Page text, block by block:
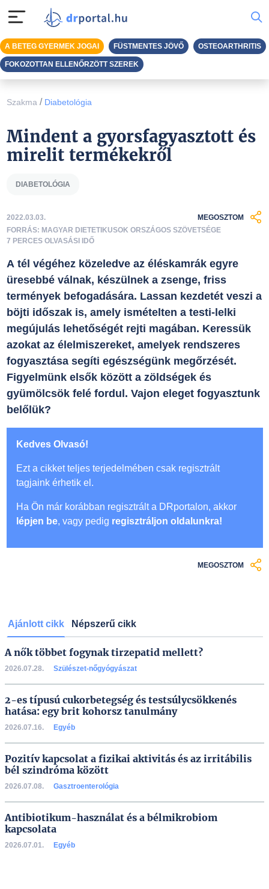
Szakma / Diabetológia
Mindent a gyorsfagyasztott és
mirelit termékekről
DIABETOLÓGIA
2022.03.03.
FORRÁS: MAGYAR DIETETIKUSOK ORSZÁGOS SZÖVETSÉGE
7 PERCES OLVASÁSI IDŐ
MEGOSZTOM
A tél végéhez közeledve az éléskamrák egyre
üresebbé válnak, készülnek a zsenge, friss
termények befogadására. Lassan kezdetét veszi a
böjti időszak is, amely ismételten a testi-lelki
megújulás lehetőségét rejti magában. Keressük
azokat az élelmiszereket, amelyek rendszeres
fogyasztása segíti egészségünk megőrzését.
Figyelmünk elsők között a zöldségek és
gyümölcsök felé fordul. Vajon eleget fogyasztunk
belőlük?
Kedves Olvasó!
Ezt a cikket teljes terjedelmében csak regisztrált
tagjaink érhetik el.
Ha Ön már korábban regisztrált a DRportalon, akkor
lépjen be, vagy pedig regisztráljon oldalunkra!
MEGOSZTOM
Ajánlott cikk Népszerű cikk
A nők többet fogynak tirzepatid mellett?
2026.07.28. Szülészet-nőgyógyászat
2-es típusú cukorbetegség és testsúlycsökkenés
hatása: egy brit kohorsz tanulmány
2026.07.16. Egyéb
Pozitív kapcsolat a fizikai aktivitás és az irritábilis
bél szindróma között
2026.07.08. Gasztroenterológia
Antibiotikum-használat és a bélmikrobiom
kapcsolata
2026.07.01. Egyéb
A BETEG GYERMEK JOGAI FÜSTMENTES JÖVŐ OSTEOARTHRITIS
FOKOZOTTAN ELLENŐRZÖTT SZEREK